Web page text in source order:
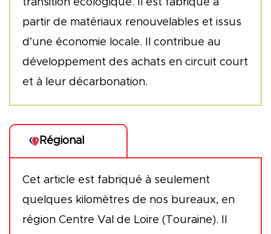
transition écologique. Il est fabriqué à
partir de matériaux renouvelables et issus
d’une économie locale. Il contribue au
développement des achats en circuit court
et à leur décarbonation.
Régional
Cet article est fabriqué à seulement
quelques kilomètres de nos bureaux, en
région Centre Val de Loire (Touraine). Il